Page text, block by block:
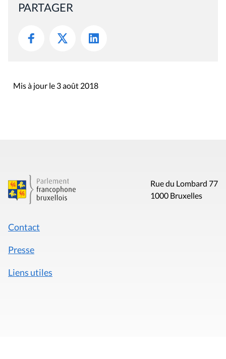
PARTAGER
Mis à jour le 3 août 2018
Rue du Lombard 77
1000 Bruxelles
Contact
Presse
Liens utiles